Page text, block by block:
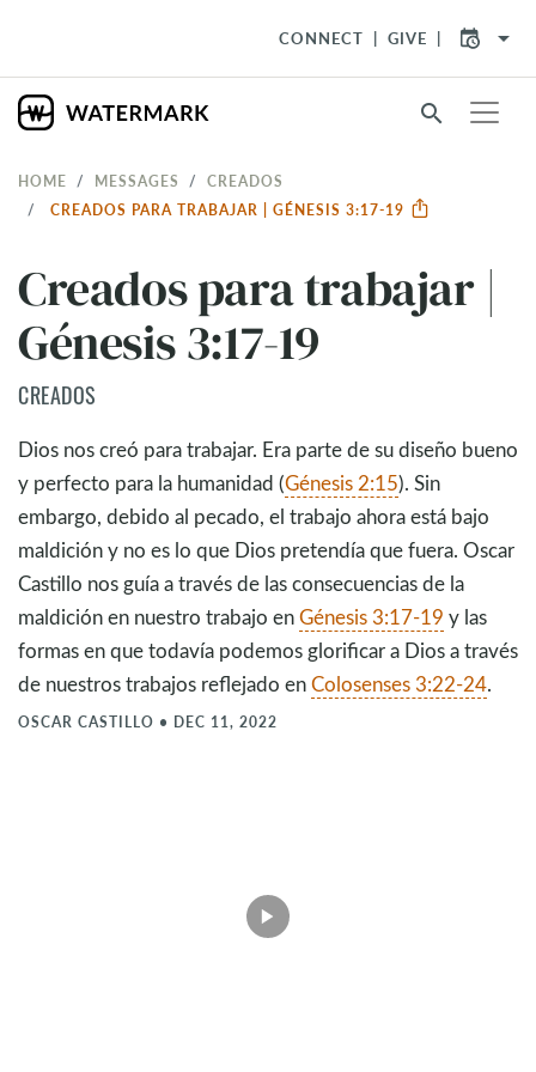
CONNECT GIVE arrow_drop_down
search
HOME MESSAGES
CREADOS
CREADOS PARA TRABAJAR | GÉNESIS 3:17-19
Creados para trabajar |
Génesis 3:17-19
CREADOS
Dios nos creó para trabajar. Era parte de su diseño bueno
y perfecto para la humanidad (Génesis 2:15). Sin
embargo, debido al pecado, el trabajo ahora está bajo
maldición y no es lo que Dios pretendía que fuera. Oscar
Castillo nos guía a través de las consecuencias de la
maldición en nuestro trabajo enGénesis 3:17-19 y las
formas en que todavía podemos glorificar a Dios a través
de nuestros trabajos reflejado enColosenses 3:22-24.
OSCAR CASTILLO • DEC 11, 2022